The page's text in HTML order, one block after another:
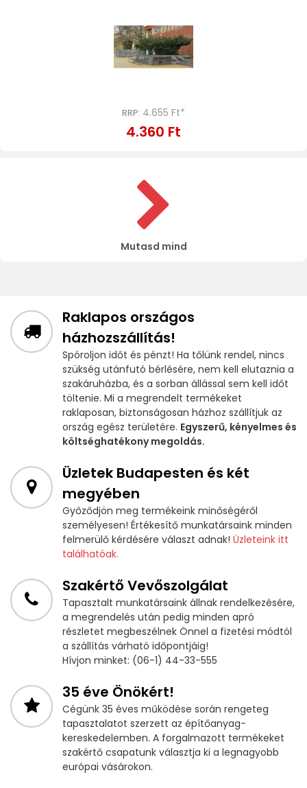
RRP: 4.655 Ft*
4.360 Ft
Mutasd mind
Raklapos országos
házhozszállítás!
Spóroljon időt és pénzt! Ha tőlünk rendel, nincs
szükség utánfutó bérlésére, nem kell elutaznia a
szakáruházba, és a sorban állással sem kell időt
töltenie. Mi a megrendelt termékeket
raklaposan, biztonságosan házhoz szállítjuk az
ország egész területére. Egyszerű, kényelmes és
költséghatékony megoldás.
Üzletek Budapesten és két
megyében
Győződjön meg termékeink minőségéről
személyesen! Értékesítő munkatársaink minden
felmerülő kérdésére választ adnak! Üzleteink itt
találhatóak.
Szakértő Vevőszolgálat
Tapasztalt munkatársaink állnak rendelkezésére,
a megrendelés után pedig minden apró
részletet megbeszélnek Önnel a fizetési módtól
a szállítás várható időpontjáig!
Hívjon minket: (06-1) 44-33-555
35 éve Önökért!
Cégünk 35 éves működése során rengeteg
tapasztalatot szerzett az építőanyag-
kereskedelemben. A forgalmazott termékeket
szakértő csapatunk választja ki a legnagyobb
európai vásárokon.